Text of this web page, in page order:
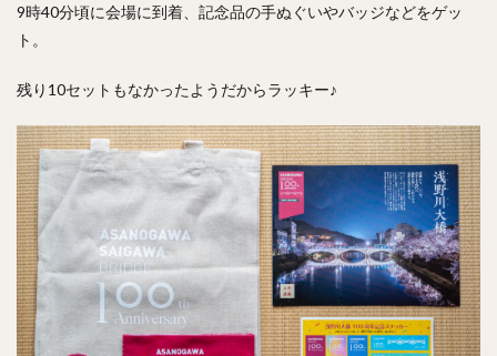
9時40分頃に会場に到着、記念品の手ぬぐいやバッジなどをゲッ
ト。
残り10セットもなかったようだからラッキー♪